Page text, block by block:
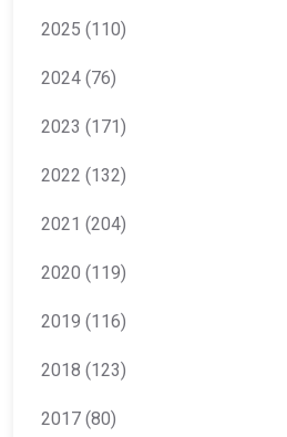
2025 (110)
2024 (76)
2023 (171)
2022 (132)
2021 (204)
2020 (119)
2019 (116)
2018 (123)
2017 (80)